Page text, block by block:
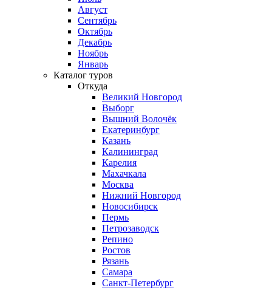
Август
Сентябрь
Октябрь
Декабрь
Ноябрь
Январь
Каталог туров
Откуда
Великий Новгород
Выборг
Вышний Волочёк
Екатеринбург
Казань
Калининград
Карелия
Махачкала
Москва
Нижний Новгород
Новосибирск
Пермь
Петрозаводск
Репино
Ростов
Рязань
Самара
Санкт-Петербург